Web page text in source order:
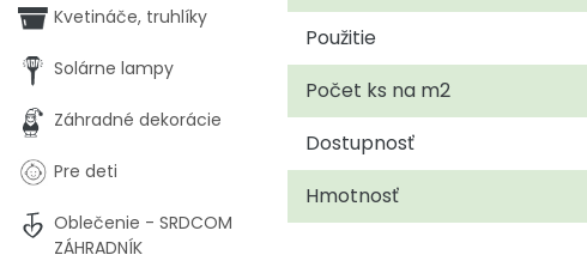
Použitie
Počet ks na m2
Dostupnosť
Hmotnosť
Kvetináče, truhlíky
Solárne lampy
Záhradné dekorácie
Pre deti
Oblečenie - SRDCOM
ZÁHRADNÍK